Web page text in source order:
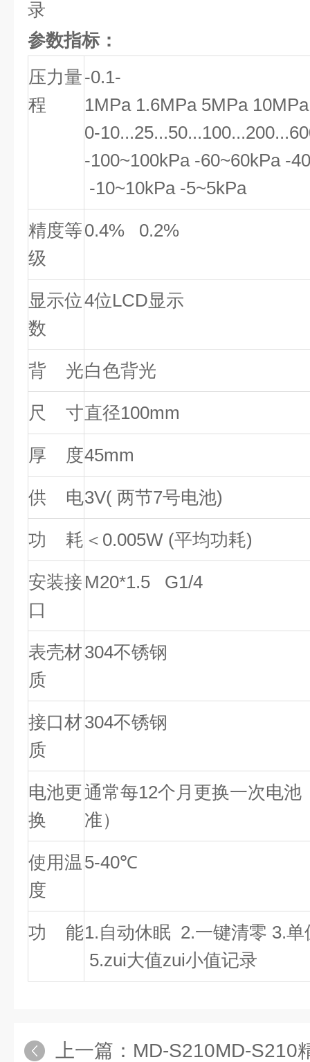
录
参数指标：
压力量
程
-0.1-
1MPa 1.6MPa 5MPa
0-
-100~100kPa -60~60kPa -
-10~10kPa -5~5kPa
精度等
级
0.4% 0.2%
显示位
数
4位LCD显示
背 光白色背光
尺 寸直径100mm
厚 度45mm
供 电3V( 两节7号电池)
功 耗 ＜0.005W (平均功耗)
安装接
口
M20*1.5 G1/4
表壳材
质
304不锈钢
接口材
质
304不锈钢
电池更
换
通常每12个月更换一次电
准）
使用温
度
5-40℃
功 能1.自动休眠 2.一键清零 3.
5.zui大值zui小值记录
上一篇： MD-S210MD-S210